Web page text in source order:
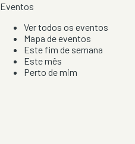
Eventos
Ver todos os eventos
Mapa de eventos
Este fim de semana
Este mês
Perto de mim